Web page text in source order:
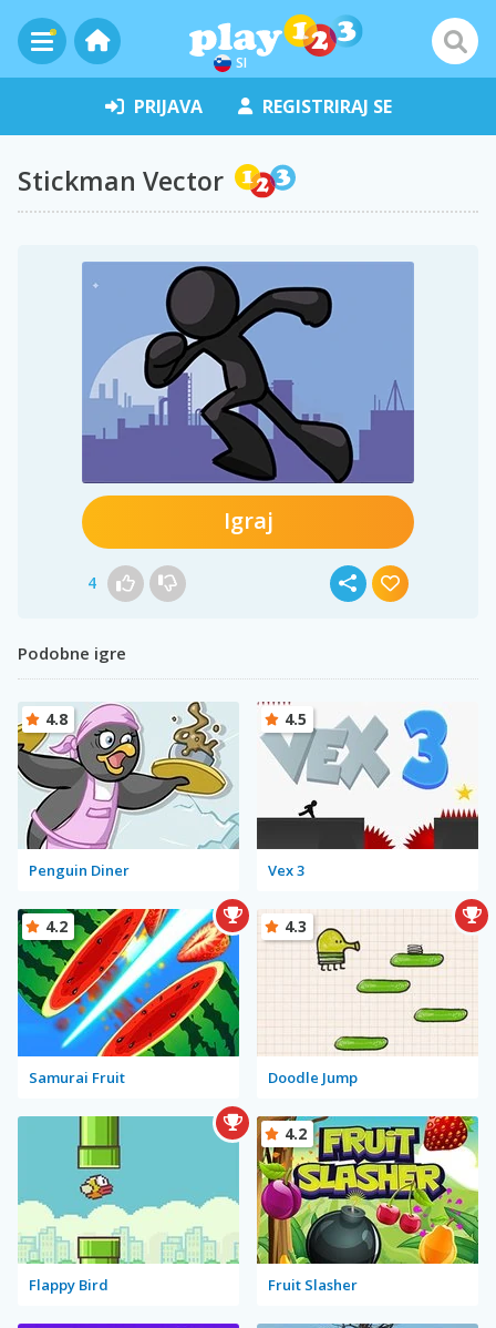
SI
PRIJAVA REGISTRIRAJ SE
Stickman Vector
Igraj
4
Podobne igre
Penguin Diner
4.8
Vex 3
4.5
Samurai Fruit
4.2
Doodle Jump
4.3
Flappy Bird Fruit Slasher
4.2